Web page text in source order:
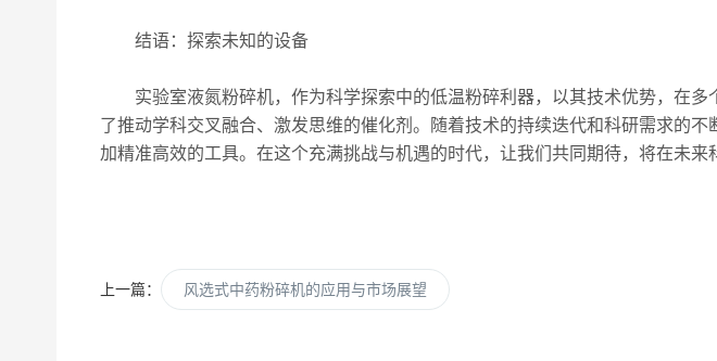
结语：探索未知的设备
实验室液氮粉碎机，作为科学探索中的低温粉碎利器，以其技术优势，在多
了推动学科交叉融合、激发思维的催化剂。随着技术的持续迭代和科研需求的
加精准高效的工具。在这个充满挑战与机遇的时代，让我们共同期待，将在未来
上一篇： 风选式中药粉碎机的应用与市场展望